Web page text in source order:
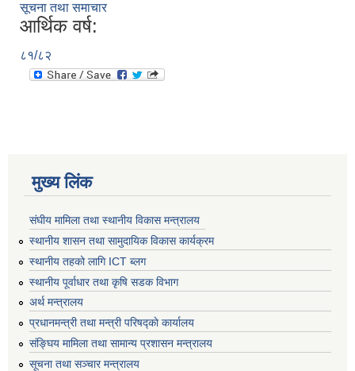
सूचना तथा समाचार
आर्थिक वर्ष:
८१/८२
मुख्य लिंक
संघीय मामिला तथा स्थानीय विकास मन्त्रालय
स्थानीय शासन तथा सामुदायिक विकास कार्यक्रम
स्थानीय तहको लागि ICT ब्लग
स्थानीय पूर्वाधार तथा कृषि सडक विभाग
अर्थ मन्त्रालय
प्रधानमन्त्री तथा मन्त्री परिषद्काे कार्यालय
संङ्घिय मामिला तथा सामान्य प्रशासन मन्त्रालय
सूचना तथा सञ्चार मन्त्रालय